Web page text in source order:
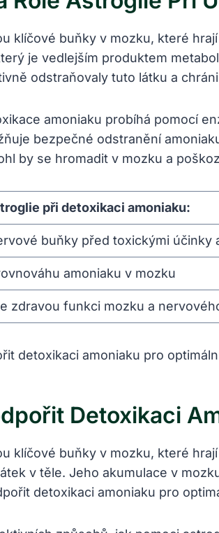
klíčové buňky v mozku, které
je vedlejším produktem
odstraňovaly tuto látku a
amoniaku probíhá pomocí
bezpečné odstranění
by se hromadit v mozku a
při detoxikaci amoniaku:
buňky před toxickými účinky
amoniaku v mozku
zdravou funkci mozku a
Detoxikaci
klíčové buňky v mozku, které
v těle. Jeho akumulace v
detoxikaci amoniaku pro